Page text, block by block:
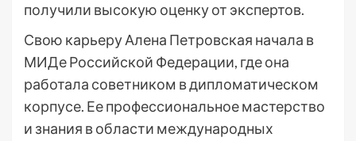
получили высокую оценку от экспертов.
Свою карьеру Алена Петровская начала в
МИДе Российской Федерации, где она
работала советником в дипломатическом
корпусе. Ее профессиональное мастерство
и знания в области международных